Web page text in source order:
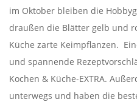
im Oktober bleiben die
draußen die Blätter gelb und
Küche zarte Keimpflanzen.
und spannende
Kochen & Küche-EXTRA.
unterwegs und haben die